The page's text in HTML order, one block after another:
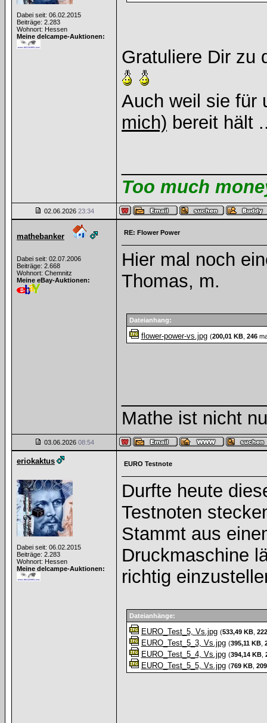
Dabei seit: 06.02.2015
Beiträge: 2.283
Wohnort: Hessen
Meine delcampe-Auktionen:
Gratuliere Dir zu
Auch weil sie für
mich) bereit hält
Too much
02.06.2026 23:34
mathebanker
Dabei seit: 02.07.2006
Beiträge: 2.668
Wohnort: Chemnitz
Meine eBay-Auktionen:
RE: Flower Power
Hier mal noch
Thomas, m.
Dateianhang:
flower-power-vs.jpg (200,01 KB, 246
Mathe ist nicht
03.06.2026 08:54
eriokaktus
Dabei seit: 06.02.2015
Beiträge: 2.283
Wohnort: Hessen
Meine delcampe-Auktionen:
EURO Testnote
Durfte heute
Testnoten
Stammt aus
Druckmaschine
richtig
Dateianhänge:
EURO_Test_5, Vs.jpg (533,49 KB, 222
EURO_Test_5_3, Vs.jpg (395,11 KB,
EURO_Test_5_4, Vs.jpg (394,14 KB,
EURO_Test_5_5, Vs.jpg (769 KB, 209